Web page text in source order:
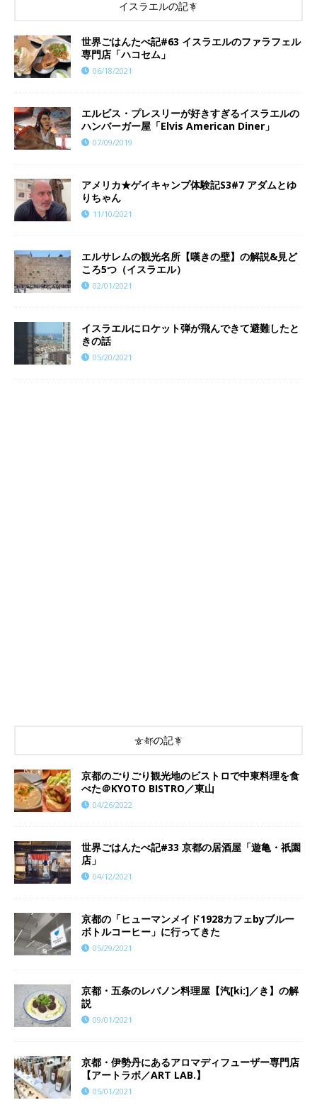
イスラエルの記事
世界ごはんたべ記#63 イスラエルのファラフェル
専門店「ハコセム」
06/18/2021
エルビス・プレスリーが好きすぎるイスラエルの
ハンバーガー屋「Elvis American Diner」
07/09/2019
​​アメリカ★ゲイキャンプ体験記S3#7 アダムとゆ
りちゃん
11/10/2021
エルサレムの観光名所【嘆きの壁】の解説&見ど
ころ5つ（イスラエル）
02/01/2021
イスラエルにロケット弾が飛んできて避難したと
きの話
05/20/2021
京都の記事
京都のごりごり観光地のビストロで中東料理を食
べた＠KYOTO BISTRO／東山
04/26/2022
世界ごはんたべ記#33 京都の居酒屋「遊亀・祇園
店」
04/12/2021
京都の「ヒューマンメイド1928カフェbyブルー
ボトルコーヒー」に行ってきた
05/29/2021
京都・五条のレバノン料理屋【汽[ki:]／き】の解
説
09/01/2021
京都・伊勢丹にあるアロマディフューザー専門店
【アートラボ／ART LAB.】
05/01/2021